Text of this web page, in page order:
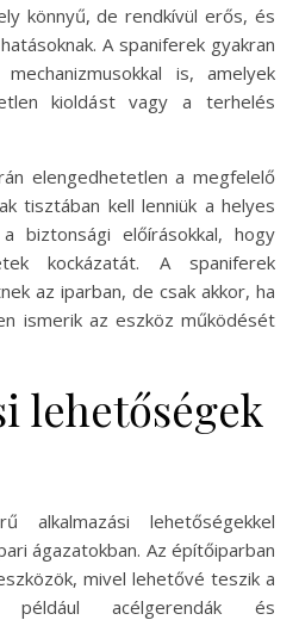
könnyű, de rendkívül erős, és
A spaniferek gyakran
is, amelyek
kioldást vagy a terhelés
elengedhetetlen a megfelelő
tisztában kell lenniük a helyes
biztonsági előírásokkal, hogy
kockázatát. A spaniferek
az iparban, de csak akkor, ha
ismerik az eszköz működését
lehetőségek
alkalmazási lehetőségekkel
ágazatokban. Az építőiparban
mivel lehetővé teszik a
például acélgerendák és